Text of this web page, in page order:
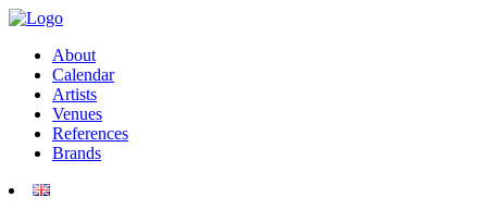
About
Calendar
Artists
Venues
References
Brands